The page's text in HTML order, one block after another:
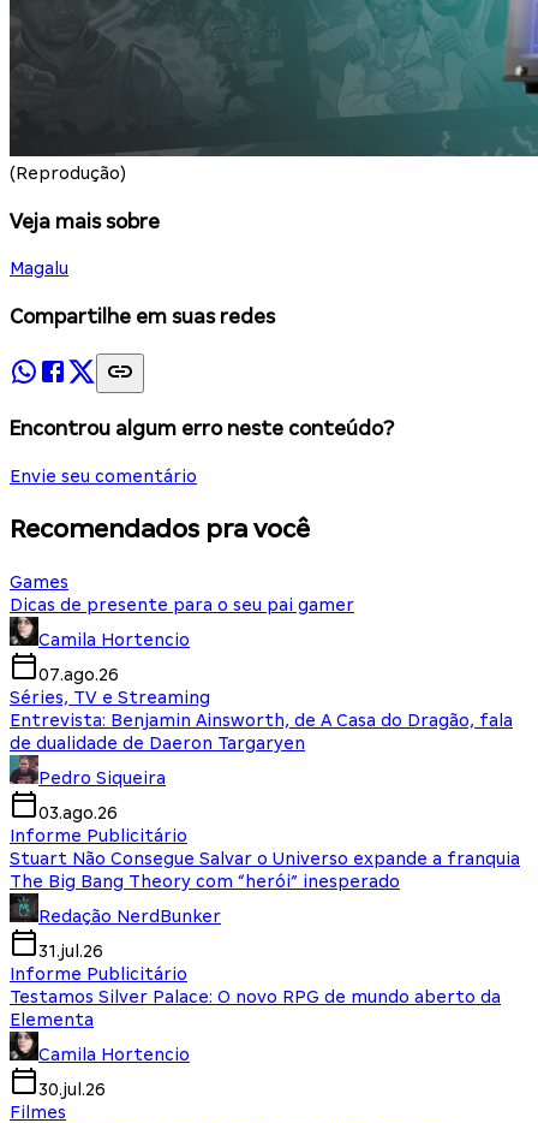
(Reprodução)
Veja mais sobre
Magalu
Compartilhe em suas redes
Encontrou algum erro neste conteúdo?
Envie seu comentário
Recomendados pra você
Games
Dicas de presente para o seu pai gamer
Camila Hortencio
07.ago.26
Séries, TV e Streaming
Entrevista: Benjamin Ainsworth, de A Casa do Dragão, fala
de dualidade de Daeron Targaryen
Pedro Siqueira
03.ago.26
Informe Publicitário
Stuart Não Consegue Salvar o Universo expande a franquia
The Big Bang Theory com “herói” inesperado
Redação NerdBunker
31.jul.26
Informe Publicitário
Testamos Silver Palace: O novo RPG de mundo aberto da
Elementa
Camila Hortencio
30.jul.26
Filmes